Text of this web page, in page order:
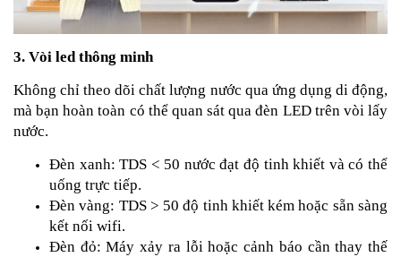
3. Vòi led thông minh
Không chỉ theo dõi chất lượng nước qua ứng dụng di động,
mà bạn hoàn toàn có thể quan sát qua đèn LED trên vòi lấy
nước.
Đèn xanh: TDS < 50 nước đạt độ tinh khiết và có thể
uống trực tiếp.
Đèn vàng: TDS > 50 độ tinh khiết kém hoặc sẵn sàng
kết nối wifi.
Đèn đỏ: Máy xảy ra lỗi hoặc cảnh báo cần thay thế